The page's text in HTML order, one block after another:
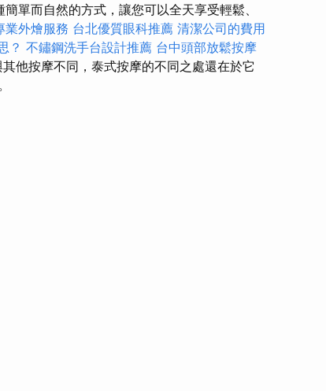
簡單而自然的方式，讓您可以全天享受輕鬆、
業外燴服務 台北優質眼科推薦 清潔公司的費用
？ 不鏽鋼洗手台設計推薦 台中頭部放鬆按摩
其他按摩不同，泰式按摩的不同之處還在於它